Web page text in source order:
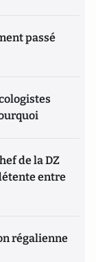
passé
de la DZ
entre
régalienne